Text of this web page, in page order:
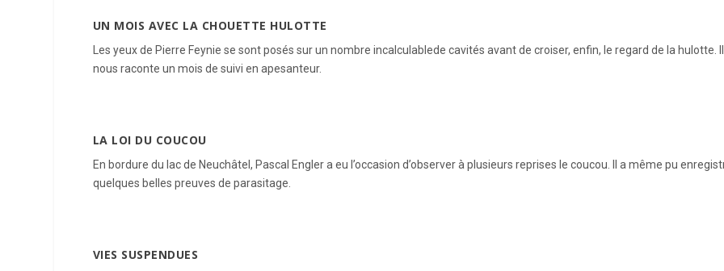
UN MOIS AVEC LA CHOUETTE HULOTTE
Les yeux de Pierre Feynie se sont posés sur un nombre incalculablede cavités avant de croiser, enfin, le regard de la hulotte. Il
nous raconte un mois de suivi en apesanteur.
LA LOI DU COUCOU
En bordure du lac de Neuchâtel, Pascal Engler a eu l’occasion d’observer à plusieurs reprises le coucou. Il a même pu
quelques belles preuves de parasitage.
VIES SUSPENDUES